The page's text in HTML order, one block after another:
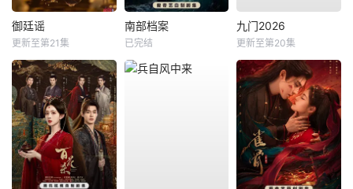
御廷谣
更新至第21集
南部档案
已完结
九门2026
更新至第20集